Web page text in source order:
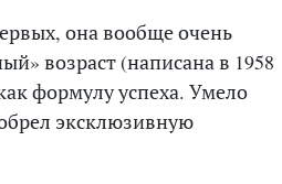
она вообще очень
возраст (написана в 1958
формулу успеха. Умело
эксклюзивную